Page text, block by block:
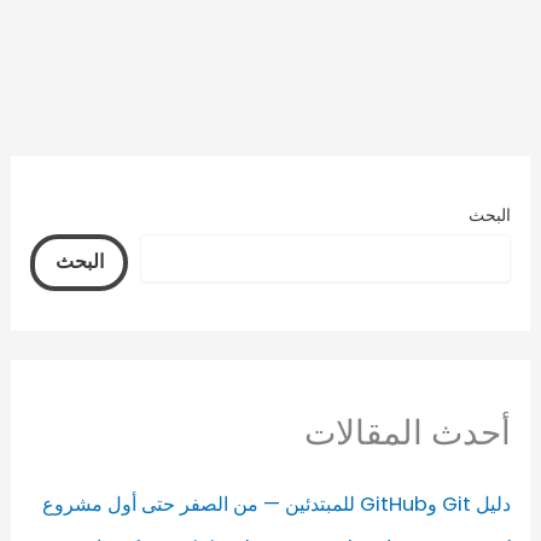
البحث
البحث
أحدث المقالات
دليل Git وGitHub للمبتدئين — من الصفر حتى أول مشروع